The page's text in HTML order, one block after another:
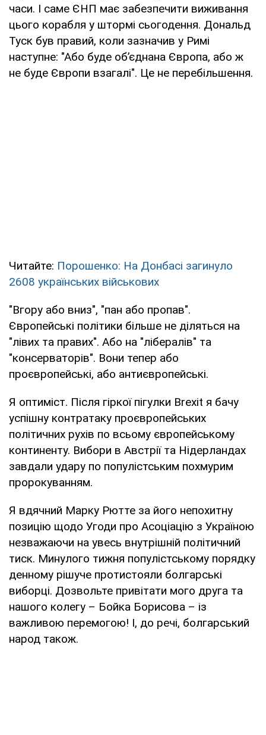
часи. І саме ЄНП має забезпечити виживання
цього корабля у штормі сьогодення. Дональд
Туск був правий, коли зазначив у Римі
наступне: "Або буде об’єднана Європа, або ж
не буде Європи взагалі". Це не перебільшення.
Читайте: Порошенко: На Донбасі загинуло
2608 українських військових
"Вгору або вниз", "пан або пропав".
Європейські політики більше не діляться на
"лівих та правих". Або на "лібералів" та
"консерваторів". Вони тепер або
проєвропейські, або антиєвропейські.
Я оптиміст. Після гіркої пігулки Brexit я бачу
успішну контратаку проєвропейських
політичних рухів по всьому європейському
континенту. Вибори в Австрії та Нідерландах
завдали удару по популістським похмурим
пророкуванням.
Я вдячний Марку Рютте за його непохитну
позицію щодо Угоди про Асоціацію з Україною
незважаючи на увесь внутрішній політичний
тиск. Минулого тижня популістському порядку
денному рішуче протистояли болгарські
виборці. Дозвольте привітати мого друга та
нашого колегу – Бойка Борисова – із
важливою перемогою! І, до речі, болгарський
народ також.